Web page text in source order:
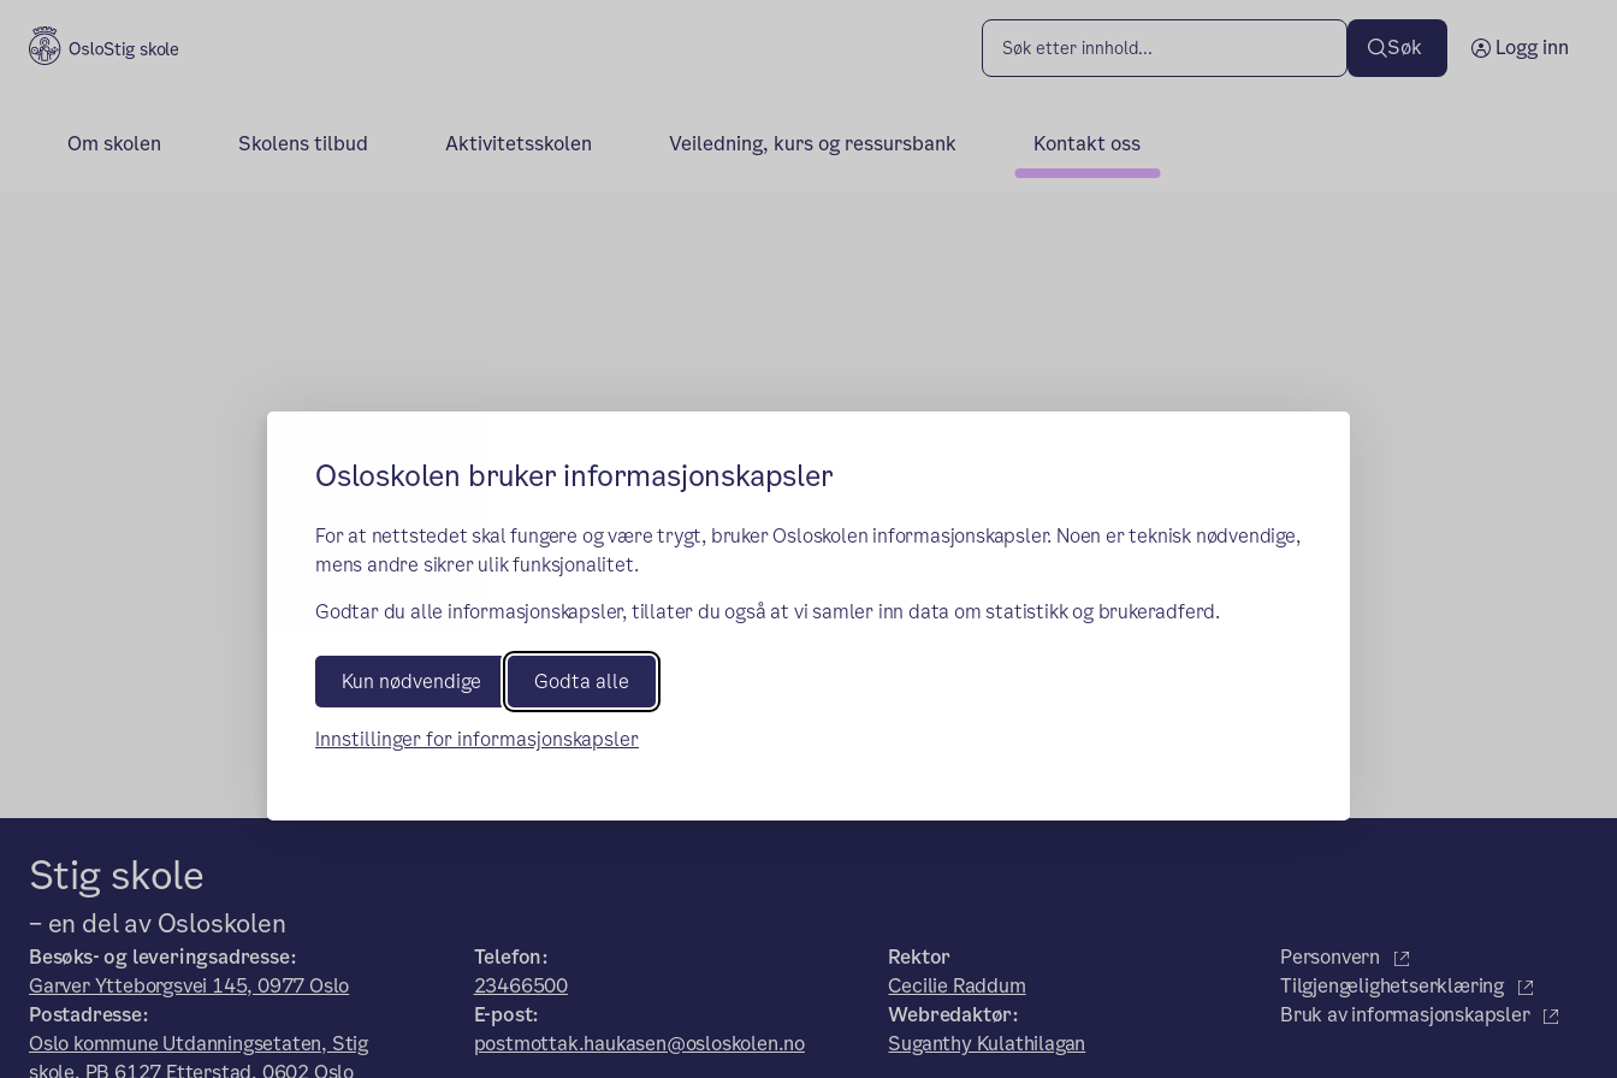
Osloskolen bruker informasjonskapsler
For at nettstedet skal fungere og være trygt, bruker Osloskolen informasjonskapsler. Noen er teknisk nødvendige,
mens andre sikrer ulik funksjonalitet.
Godtar du alle informasjonskapsler, tillater du også at vi samler inn data om statistikk og brukeradferd.
Kun nødvendige Godta alle
Innstillinger for informasjonskapsler
Stig skole Søk Logg inn
Om skolen Skolens tilbud Aktivitetsskolen Veiledning, kurs og ressursbank Kontakt oss
Stig skole
– en del av Osloskolen
Besøks- og leveringsadresse:
Garver Ytteborgsvei 145, 0977 Oslo
Postadresse:
Oslo kommune Utdanningsetaten, Stig
Telefon:
23466500
E-post:
postmottak.haukasen@osloskolen.no
Rektor
Cecilie Raddum
Webredaktør:
Suganthy Kulathilagan
Personvern
Tilgjengelighetserklæring
Bruk av informasjonskapsler